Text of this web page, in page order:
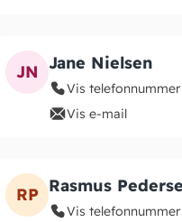
JN Jane Nielsen
Vis telefonnummer
Vis e-mail
RP Rasmus
Vis telefonnummer